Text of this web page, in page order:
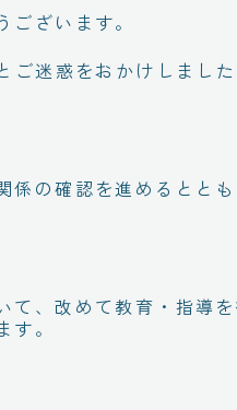
ざいます。
迷惑をおかけしました
係の確認を進めるとと
て、改めて教育・指導
。